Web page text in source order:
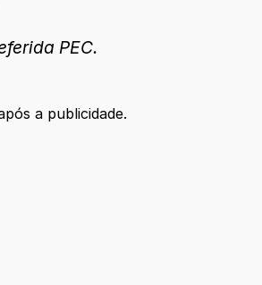
PEC.
a publicidade.